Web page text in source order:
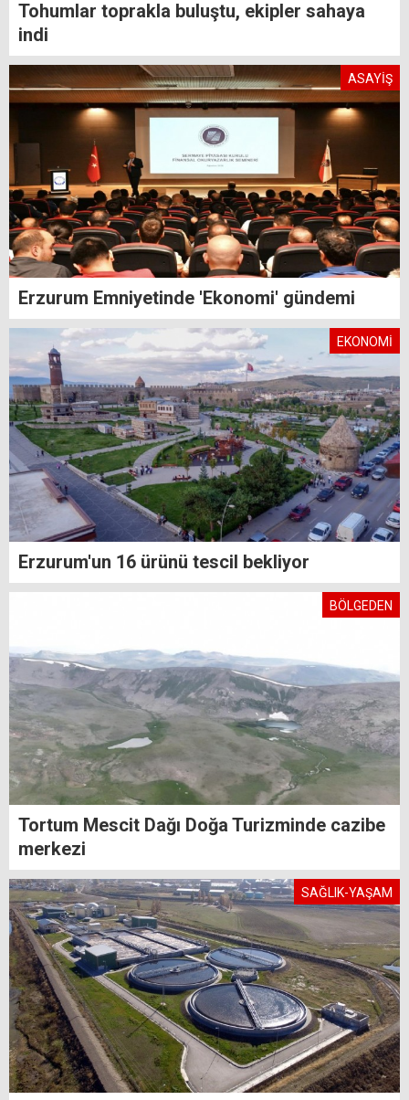
Tohumlar toprakla buluştu, ekipler sahaya
indi
ASAYİŞ
Erzurum Emniyetinde 'Ekonomi' gündemi
EKONOMİ
Erzurum'un 16 ürünü tescil bekliyor
BÖLGEDEN
Tortum Mescit Dağı Doğa Turizminde cazibe
merkezi
SAĞLIK-YAŞAM